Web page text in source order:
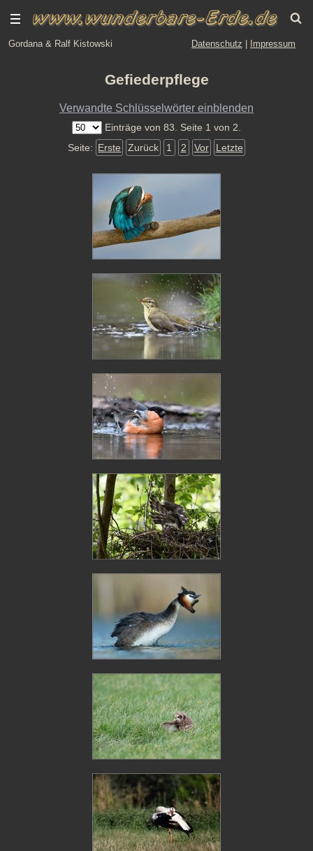
Gordana & Ralf Kistowski Datenschutz Impressum
Gefiederpflege
Verwandte Schlüsselwörter einblenden
Einträge von 83. Seite 1 von 2.
Seite: Erste Zurück 1 2 Vor Letzte